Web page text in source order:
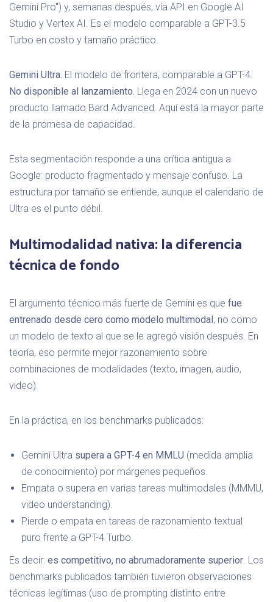
Gemini Pro") y, semanas después, vía API en Google AI
Studio y Vertex AI. Es el modelo comparable a GPT-3.5
Turbo en costo y tamaño práctico.
Gemini Ultra. El modelo de frontera, comparable a GPT-4.
No disponible al lanzamiento. Llega en 2024 con un nuevo
producto llamado Bard Advanced. Aquí está la mayor parte
de la promesa de capacidad.
Esta segmentación responde a una crítica antigua a
Google: producto fragmentado y mensaje confuso. La
estructura por tamaño se entiende, aunque el calendario de
Ultra es el punto débil.
Multimodalidad nativa: la diferencia
técnica de fondo
El argumento técnico más fuerte de Gemini es que fue
entrenado desde cero como modelo multimodal, no como
un modelo de texto al que se le agregó visión después. En
teoría, eso permite mejor razonamiento sobre
combinaciones de modalidades (texto, imagen, audio,
video).
En la práctica, en los benchmarks publicados:
Gemini Ultra supera a GPT-4 en MMLU (medida amplia
de conocimiento) por márgenes pequeños.
Empata o supera en varias tareas multimodales (MMMU,
video understanding).
Pierde o empata en tareas de razonamiento textual
puro frente a GPT-4 Turbo.
Es decir: es competitivo, no abrumadoramente superior . Los
benchmarks publicados también tuvieron observaciones
técnicas legítimas (uso de prompting distinto entre